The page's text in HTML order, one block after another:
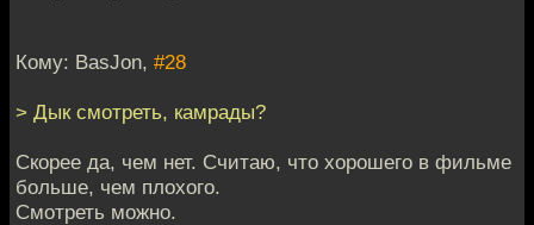
Кому: BasJon, #28
> Дык смотреть, камрады?
Скорее да, чем нет. Считаю, что хорошего в фильме
больше, чем плохого.
Смотреть можно.